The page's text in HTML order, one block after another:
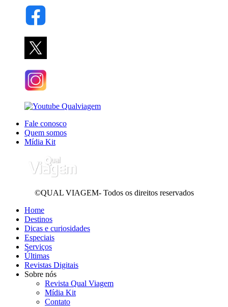
Fale conosco
Quem somos
Mídia Kit
©QUAL VIAGEM- Todos os direitos reservados
Home
Destinos
Dicas e curiosidades
Especiais
Serviços
Últimas
Revistas Digitais
Sobre nós
Revista Qual Viagem
Mídia Kit
Contato